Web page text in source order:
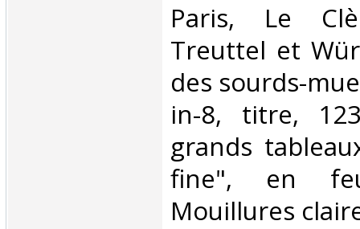
‎Paris, Le
Treuttel et
des sourds-
in-8, titre,
grands
fine", en
Mouillures